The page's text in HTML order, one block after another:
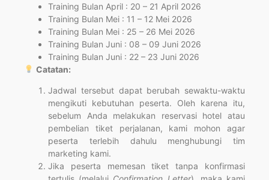
Training Bulan April : 20 – 21 April 2026
Training Bulan Mei : 11 – 12 Mei 2026
Training Bulan Mei : 25 – 26 Mei 2026
Training Bulan Juni : 08 – 09 Juni 2026
Training Bulan Juni : 22 – 23 Juni 2026
Catatan:
Jadwal tersebut dapat berubah sewaktu-waktu
mengikuti kebutuhan peserta. Oleh karena itu,
sebelum Anda melakukan reservasi hotel atau
pembelian tiket perjalanan, kami mohon agar
peserta terlebih dahulu menghubungi tim
marketing kami.
Jika peserta memesan tiket tanpa konfirmasi